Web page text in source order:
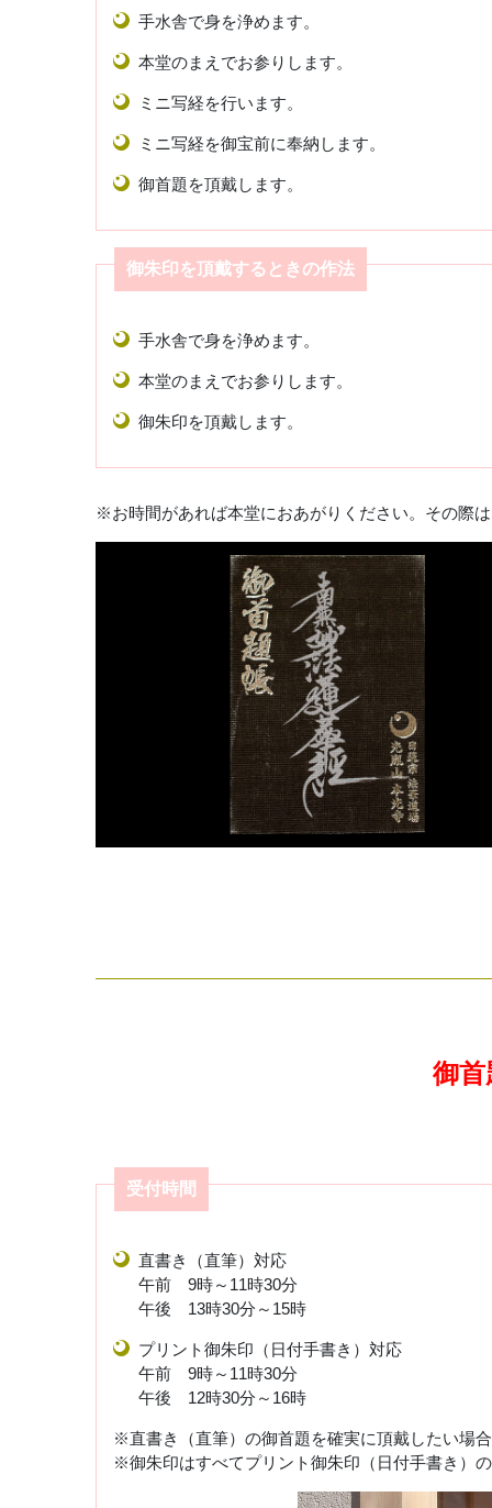
手水舎で身を浄めます。
本堂のまえでお参りします。
ミニ写経を行います。
ミニ写経を御宝前に奉納します。
御首題を頂戴します。
御朱印を頂戴するときの作法
手水舎で身を浄めます。
本堂のまえでお参りします。
御朱印を頂戴します。
お時間があれば本堂におあがりください。その際
御首
受付時間
直書き（直筆）対応
午前 9時～11時30分
午後 13時30分～15時
プリント御朱印（日付手書き）対応
午前 9時～11時30分
午後 12時30分～16時
直書き（直筆）の御首題を確実に頂戴したい場
御朱印はすべてプリント御朱印（日付手書き）